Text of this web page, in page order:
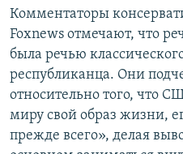
Комментаторы
Foxnews отмечают, что
была речью
республиканца. Они
относительно того, что
миру свой образ жизни,
прежде всего», делая